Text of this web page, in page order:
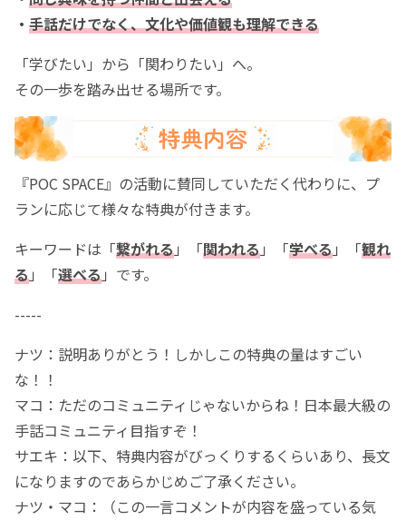
・ 手話だけでなく、文化や価値観も理解できる
「学びたい」から「関わりたい」へ。
その一歩を踏み出せる場所です。
『POC SPACE』の活動に賛同していただく代わりに、プ
ランに応じて様々な特典が付きます。
キーワードは「繋がれる」「関われる」「学べる」「観れ
る」「選べる」です。
-----
ナツ：説明ありがとう！しかしこの特典の量はすごい
な！！
マコ：ただのコミュニティじゃないからね！日本最大級の
手話コミュニティ目指すぞ！
サエキ：以下、特典内容がびっくりするくらいあり、長文
になりますのであらかじめご了承ください。
ナツ・マコ：（この一言コメントが内容を盛っている気